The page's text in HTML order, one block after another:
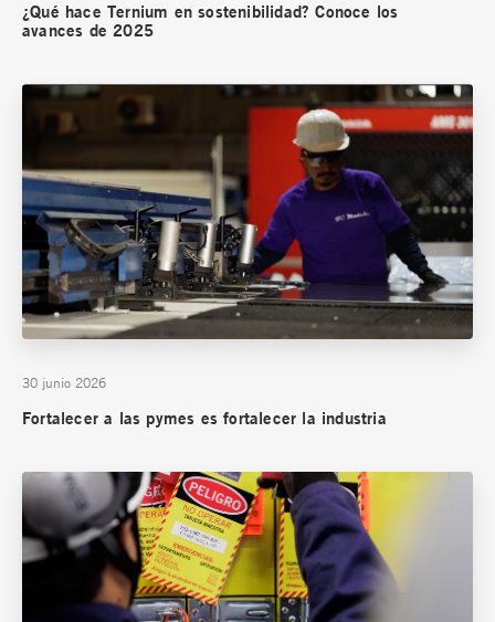
¿Qué hace Ternium en sostenibilidad? Conoce los
avances de 2025
30 junio 2026
Fortalecer a las pymes es fortalecer la industria